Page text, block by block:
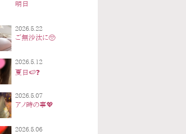
明日
2026.5.22
ご無沙汰に🥺
2026.5.12
夏日🍉❓
2026.5.07
アノ時の事💖
2026.5.06